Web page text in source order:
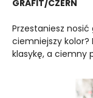
GRAFIT/CZERŃ
Przestaniesz
ciemniejszy
klasykę, a ciemny